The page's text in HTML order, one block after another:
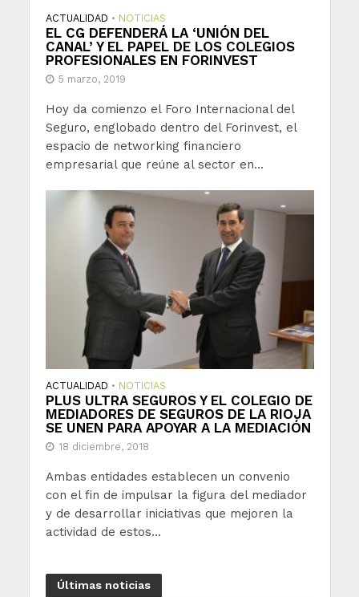
ACTUALIDAD • NOTICIAS
EL CG DEFENDERÁ LA ‘UNIÓN DEL
CANAL’ Y EL PAPEL DE LOS COLEGIOS
PROFESIONALES EN FORINVEST
5 marzo, 2019
Hoy da comienzo el Foro Internacional del
Seguro, englobado dentro del Forinvest, el
espacio de networking financiero
empresarial que reúne al sector en...
ACTUALIDAD • NOTICIAS
PLUS ULTRA SEGUROS Y EL COLEGIO DE
MEDIADORES DE SEGUROS DE LA RIOJA
SE UNEN PARA APOYAR A LA MEDIACIÓN
18 diciembre, 2018
Ambas entidades establecen un convenio
con el fin de impulsar la figura del mediador
y de desarrollar iniciativas que mejoren la
actividad de estos...
Últimas noticias